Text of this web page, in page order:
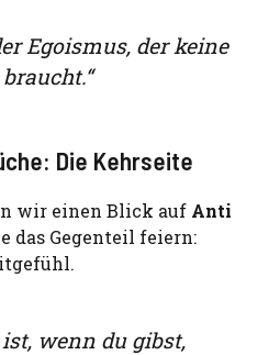
Egoismus, der keine
Die Kehrseite
wir einen Blick auf Anti
das Gegenteil feiern:
wenn du gibst,